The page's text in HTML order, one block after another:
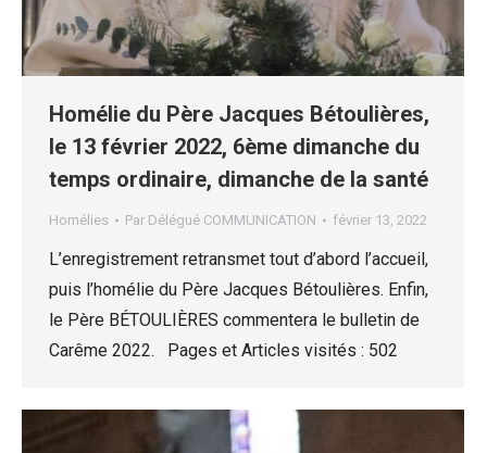
Homélie du Père Jacques Bétoulières,
le 13 février 2022, 6ème dimanche du
temps ordinaire, dimanche de la santé
Homélies Par Délégué COMMUNICATION février 13, 2022
L’enregistrement retransmet tout d’abord l’accueil,
puis l’homélie du Père Jacques Bétoulières. Enfin,
le Père BÉTOULIÈRES commentera le bulletin de
Carême 2022. Pages et Articles visités : 502